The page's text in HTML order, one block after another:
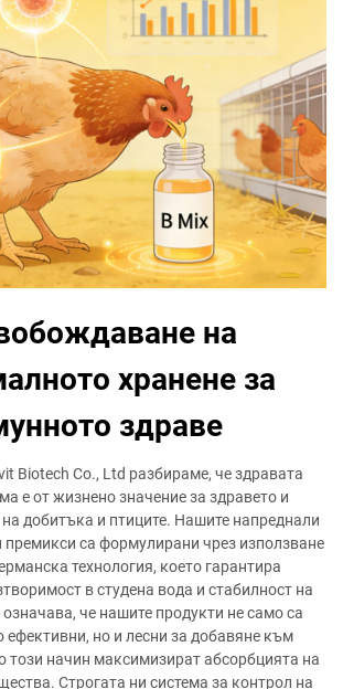
на
хранене за
здраве
Biotech Co., Ltd разбираме, че здравата
е от жизнено значение за здравето и
добитъка и птиците. Нашите напреднали
премикси са формулирани чрез използване
технология, което гарантира
в студена вода и стабилност на
че нашите продукти не само са
ефективни, но и лесни за добавяне към
този начин максимизират абсорбцията на
Строгата ни система за контрол на